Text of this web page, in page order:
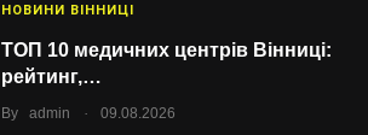
НОВИНИ ВІННИЦІ
ТОП 10 медичних центрів Вінниці:
рейтинг,…
By admin . 09.08.2026